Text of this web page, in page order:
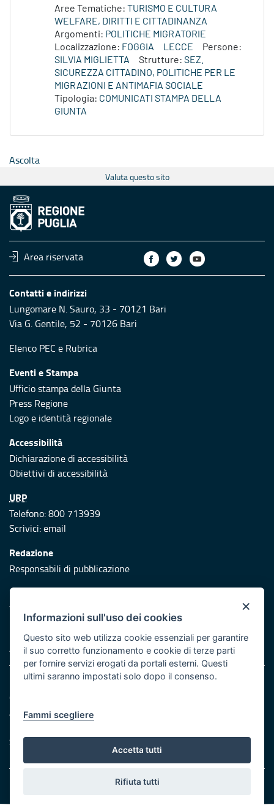
Aree Tematiche: TURISMO E CULTURA
WELFARE, DIRITTI E CITTADINANZA
Argomenti: POLITICHE MIGRATORIE
Localizzazione: FOGGIA LECCE
Persone:
SILVIA MIGLIETTA
Strutture: SEZ.
SICUREZZA CITTADINO, POLITICHE PER LE
MIGRAZIONI E ANTIMAFIA SOCIALE
Tipologia: COMUNICATI STAMPA DELLA
GIUNTA
Ascolta
Valuta questo sito
Area riservata
Contatti e indirizzi
Lungomare N. Sauro, 33 - 70121 Bari
Via G. Gentile, 52 - 70126 Bari
Elenco PEC e Rubrica
Eventi e Stampa
Ufficio stampa della Giunta
Press Regione
Logo e identità regionale
Accessibilità
Dichiarazione di accessibilità
Obiettivi di accessibilità
URP
Telefono: 800 713939
Scrivici:email
Redazione
Responsabili di pubblicazione
Protezione civile
Vai al sito di Protezione Civile Puglia
Iniziativa finanziata con risorse del POR Puglia 2014/2020 -
Asse XI
Note legali
Cookie e privacy
Atti di notifica
Servizi Intranet
© Regione Puglia
×
Informazioni sull'uso dei cookies
Questo sito web utilizza cookie essenziali per garantire
il suo corretto funzionamento e cookie di terze parti
per fornire servizi erogati da portali esterni. Questi
ultimi saranno impostati solo dopo il consenso.
Fammi scegliere
Accetta tutti
Rifiuta tutti